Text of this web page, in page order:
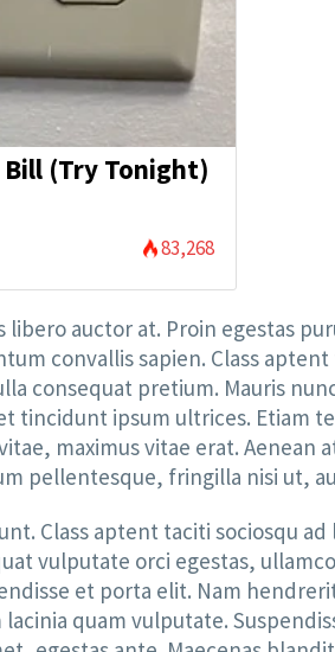
(Try Tonight)
83,268
auctor at. Proin egestas
convallis sapien. Class
consequat pretium. Mauris
tincidunt ipsum ultrices. Etiam
maximus vitae erat. Aenean
pellentesque, fringilla nisi ut,
Class aptent taciti sociosqu
vulputate orci egestas,
et porta elit. Nam
quam vulputate.